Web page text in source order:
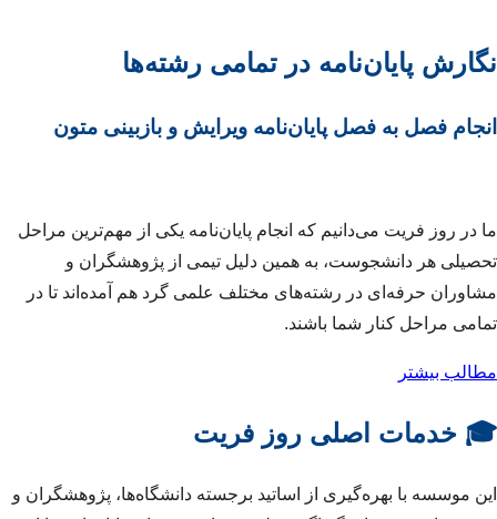
نگارش پایان‌نامه در تمامی رشته‌ها
انجام فصل به فصل پایان‌نامه ویرایش و بازبینی متون
ما در روز فریت می‌دانیم که انجام پایان‌نامه یکی از مهم‌ترین مراحل
تحصیلی هر دانشجوست، به همین دلیل تیمی از پژوهشگران و
مشاوران حرفه‌ای در رشته‌های مختلف علمی گرد هم آمده‌اند تا در
تمامی مراحل کنار شما باشند.
مطالب بیشتر
🎓 خدمات اصلی روز فریت
این موسسه با بهره‌گیری از اساتید برجسته دانشگاه‌ها، پژوهشگران و